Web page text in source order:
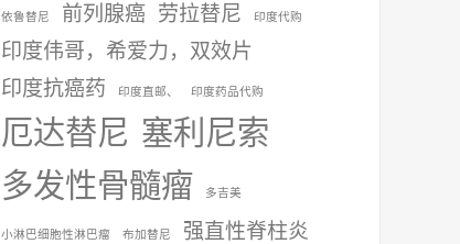
依鲁替尼 前列腺癌 劳拉替尼 印度代购
印度伟哥，希爱力，双效片
印度抗癌药
印度直邮、 印度药品代购
厄达替尼 塞利尼索
多发性骨髓瘤
多吉美
小淋巴细胞性淋巴瘤 布加替尼
强直性脊柱炎